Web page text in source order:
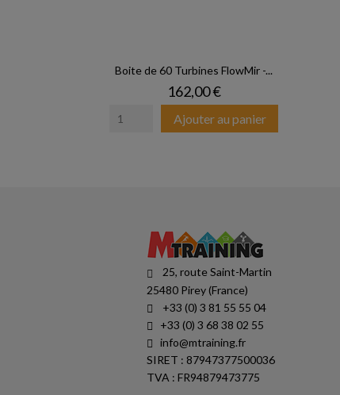
Boite de 60 Turbines FlowMir -...
Prix
162,00 €
Ajouter au panier
25, route Saint-Martin
25480 Pirey (France)
+33 (0) 3 81 55 55 04
+33 (0) 3 68 38 02 55
info@mtraining.fr
SIRET : 87947377500036
TVA : FR94879473775